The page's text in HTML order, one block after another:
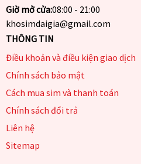
Giờ mở cửa:08:00 - 21:00
khosimdaigia@gmail.com
THÔNG TIN
Điều khoản và điều kiện giao dịch
Chính sách bảo mật
Cách mua sim và thanh toán
Chính sách đổi trả
Liên hệ
Sitemap